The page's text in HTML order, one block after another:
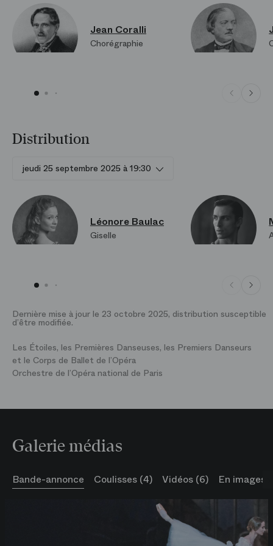
Jean Coralli
Chorégraphie
Distribution
jeudi 25 septembre 2025 à 19:30
Léonore Baulac
Giselle
Dernière mise à jour le 23 octobre 2025, distribution susceptible
d’être modifiée.
Les Étoiles, les Premières Danseuses, les Premiers Danseurs
et le Corps de Ballet de l’Opéra
Orchestre de l’Opéra national de Paris
Galerie médias
Bande-annonce Coulisses (4) Vidéos (6) En images